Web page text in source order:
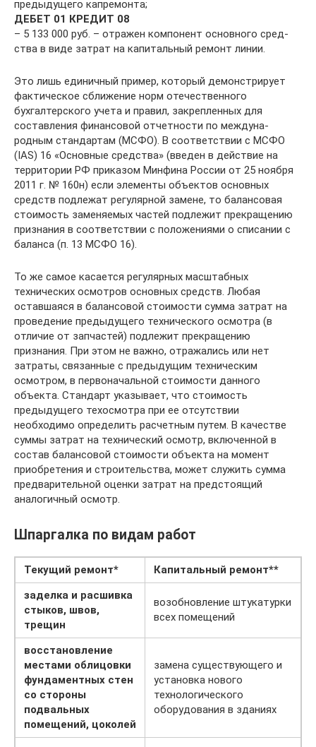
предыдущего капремонта;
ДЕБЕТ 01 КРЕДИТ 08
– 5 133 000 руб. – отражен компонент основного сред­
ства в виде затрат на капитальный ремонт линии.
Это лишь единичный пример, который демонстрирует
фактическое сближение норм отечественного
бухгалтерского уче­та и правил, закрепленных для
составле­ния финансовой отчетности по междуна­
родным стандартам (МСФО). В соответ­ствии с МСФО
(IAS) 16 «Основные сред­ства» (введен в действие на
территории РФ приказом Минфина России от 25 ноя­бря
2011 г. № 160н) если элементы объ­ектов основных
средств подлежат регу­лярной замене, то балансовая
стоимость заменяемых частей подлежит прекра­щению
признания в соответствии с по­ложениями о списании с
баланса (п. 13 МСФО 16).
То же самое касается регулярных мас­штабных
технических осмотров основ­ных средств. Любая
оставшаяся в балан­совой стоимости сумма затрат на
прове­дение предыдущего технического осмотра (в
отличие от запчастей) подле­жит прекращению
признания. При этом не важно, отражались или нет
затраты, связанные с предыдущим техническим
осмотром, в первоначальной стоимости данного
объекта. Стандарт указывает, что стоимость
предыдущего техосмотра при ее отсутствии
необходимо определить расчетным путем. В качестве
суммы затрат на технический осмотр, включенной в
состав балансовой стоимости объекта на момент
приобретения и строительства, может служить сумма
предварительной оценки затрат на предстоящий
аналогич­ный осмотр.
Шпаргалка по видам работ
Текущий ремонт*
Капитальный ремонт**
заделка и расшивка
стыков, швов,
трещин
возобновление штукатурки
всех помещений
восстановление
местами облицовки
фундаментных стен
со стороны
подвальных
помещений, цоколей
замена существующего и
установка нового
технологического
оборудования в зданиях